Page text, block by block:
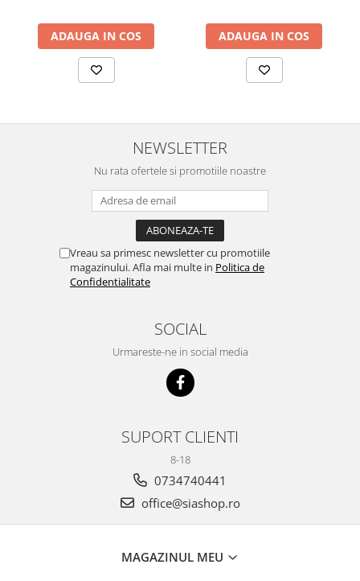
ADAUGA IN COS ADAUGA IN COS
NEWSLETTER
Nu rata ofertele si promotiile noastre
Vreau sa primesc newsletter cu promotiile
magazinului. Afla mai multe in Politica de
Confidentialitate
SOCIAL
Urmareste-ne in social media
SUPORT CLIENTI
8-18
0734740441
office@siashop.ro
MAGAZINUL MEU